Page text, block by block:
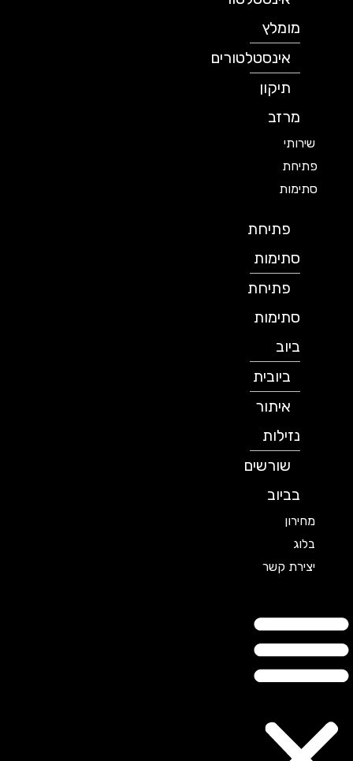
מומלץ
אינסטלטורים
תיקון
מרזב
שירותי
פתיחת
סתימות
פתיחת
סתימות
פתיחת
סתימות
ביובית
איתור
נזילות
שורשים
בביוב
מחירון
יצירת קשר